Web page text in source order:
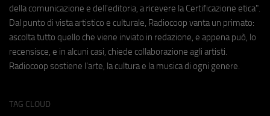
della comunicazione e dell'editoria, a ricevere la Certificazione etica".
Dal punto di vista artistico e culturale, Radiocoop vanta un primato:
ascolta tutto quello che viene inviato in redazione, e appena può, lo
recensisce, e in alcuni casi, chiede collaborazione agli artisti.
Radiocoop sostiene l'arte, la cultura e la musica di ogni genere.
TAG CLOUD